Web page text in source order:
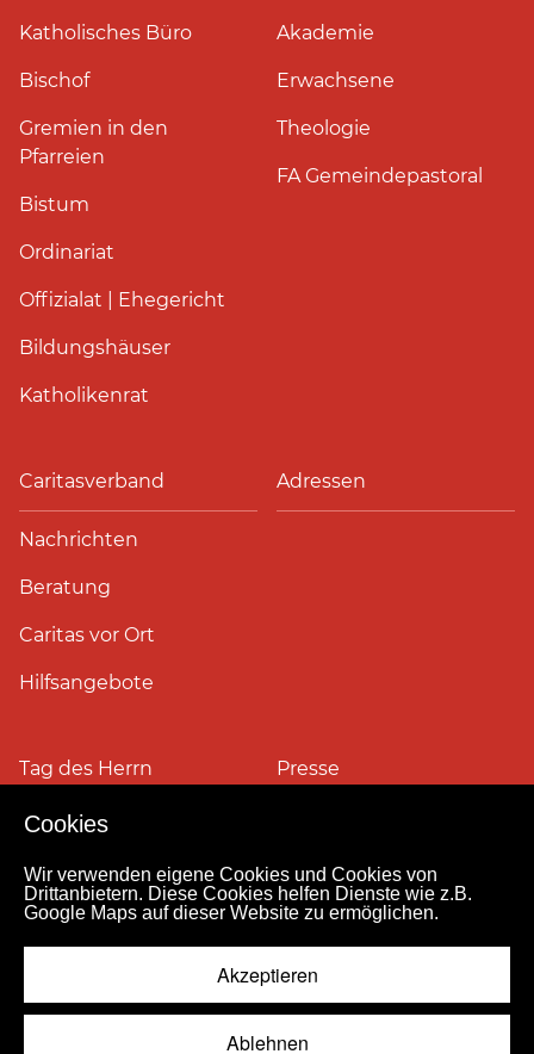
Cookies
Wir verwenden eigene Cookies und Cookies von
Drittanbietern. Diese Cookies helfen Dienste wie z.B.
Google Maps auf dieser Website zu ermöglichen.
Akzeptieren
Ablehnen
Katholisches Büro
Bischof
Gremien in den
Pfarreien
Bistum
Ordinariat
Offizialat | Ehegericht
Bildungshäuser
Katholikenrat
Akademie
Erwachsene
Theologie
FA Gemeindepastoral
Caritasverband
Nachrichten
Beratung
Caritas vor Ort
Hilfsangebote
Adressen
Tag des Herrn Presse
Impressum
© 2026